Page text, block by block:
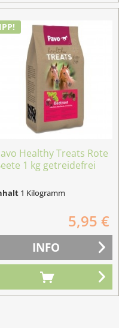
Healthy Treats Rote
1 kg getreidefrei
1 Kilogramm
5,95 €
INFO